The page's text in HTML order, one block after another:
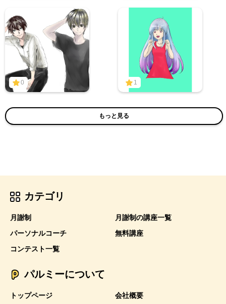
0 1
もっと見る
カテゴリ
月謝制
月謝制の講座一覧
パーソナルコーチ
無料講座
コンテスト一覧
パルミーについて
トップページ 会社概要